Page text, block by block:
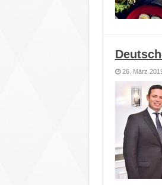
26. März